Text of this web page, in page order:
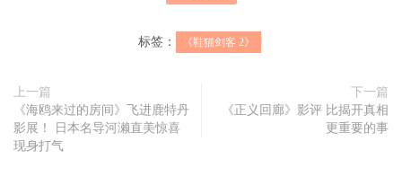
此外，本片在剧情与角色配置上，甚至也具有经典西部片
《黄昏三镳客》的影子，将《黄昏三镳客》的 The Good、
标签： 《鞋猫剑客 2》
上一篇
《海鸥来过的房间》飞进鹿特丹
影展！ 日本名导河濑直美惊喜
现身打气
下一篇
《正义回廊》影评 比揭开真相
更重要的事